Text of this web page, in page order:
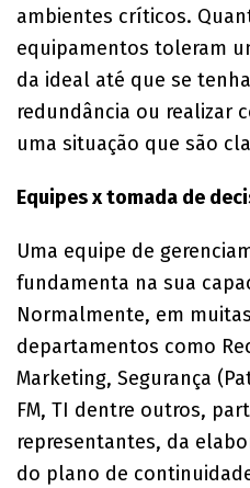
ambientes críticos.
equipamentos toleram
da ideal até que se
redundância ou realizar
uma situação que são
Equipes x tomada de
Uma equipe de
fundamenta na sua
Normalmente, em
departamentos como
Marketing, Segurança
FM, TI dentre outros,
representantes, da
do plano de